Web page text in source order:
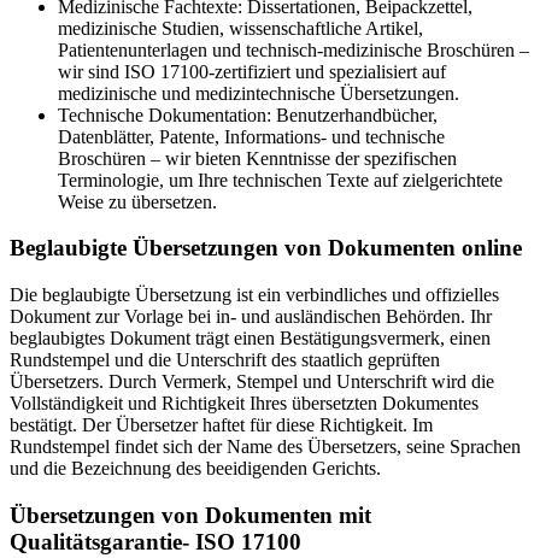
Medizinische Fachtexte: Dissertationen, Beipackzettel,
medizinische Studien, wissenschaftliche Artikel,
Patientenunterlagen und technisch-medizinische Broschüren –
wir sind ISO 17100-zertifiziert und spezialisiert auf
medizinische und medizintechnische Übersetzungen.
Technische Dokumentation: Benutzerhandbücher,
Datenblätter, Patente, Informations- und technische
Broschüren – wir bieten Kenntnisse der spezifischen
Terminologie, um Ihre technischen Texte auf zielgerichtete
Weise zu übersetzen.
Beglaubigte Übersetzungen von Dokumenten online
Die beglaubigte Übersetzung ist ein verbindliches und offizielles
Dokument zur Vorlage bei in- und ausländischen Behörden. Ihr
beglaubigtes Dokument trägt einen Bestätigungsvermerk, einen
Rundstempel und die Unterschrift des staatlich geprüften
Übersetzers. Durch Vermerk, Stempel und Unterschrift wird die
Vollständigkeit und Richtigkeit Ihres übersetzten Dokumentes
bestätigt. Der Übersetzer haftet für diese Richtigkeit. Im
Rundstempel findet sich der Name des Übersetzers, seine Sprachen
und die Bezeichnung des beeidigenden Gerichts.
Übersetzungen von Dokumenten mit
Qualitätsgarantie- ISO 17100